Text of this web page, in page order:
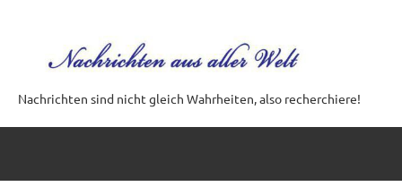
springen
Nachrichten sind nicht gleich Wahrheiten, also recherchiere!